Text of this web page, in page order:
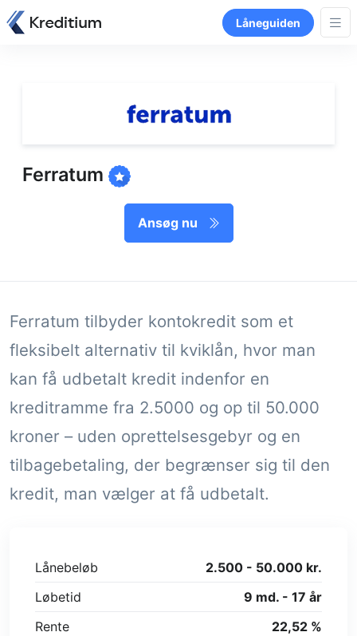
Låneguiden
Ferratum
Ansøg nu
Ferratum tilbyder kontokredit som et
fleksibelt alternativ til kviklån, hvor man
kan få udbetalt kredit indenfor en
kreditramme fra 2.5000 og op til 50.000
kroner – uden oprettelsesgebyr og en
tilbagebetaling, der begrænser sig til den
kredit, man vælger at få udbetalt.
Lånebeløb
2.500 - 50.000 kr.
Løbetid
9 md. - 17 år
Rente
22,52 %